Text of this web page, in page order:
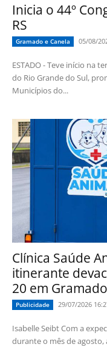
Inicia o 44º
RS
Gramado e Canela 05/08/
ESTADO - Teve início na
do Rio Grande do Sul,
Municípios do...
Clínica Saúde
itinerante
20 em Gramado
Publicidade 29/07/2026
Isabelle Seibt Com a expectativa de imunizar mais de 10 mil animais
durante o mês de agosto,